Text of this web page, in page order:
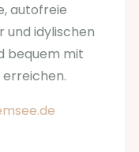
autofreie
und idylischen
bequem mit